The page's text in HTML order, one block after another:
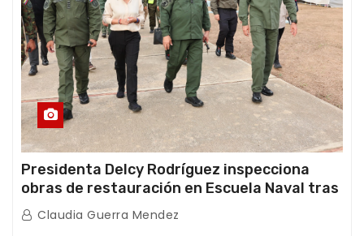
Presidenta Delcy Rodríguez inspecciona
obras de restauración en Escuela Naval tras
afectaciones sísmicas en La Guaira
Claudia Guerra Mendez